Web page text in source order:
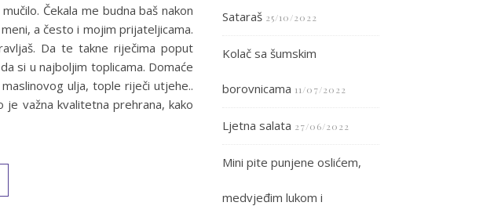
Čekala me budna baš nakon
a često i mojim prijateljicama.
Da te takne riječima poput
si u najboljim toplicama. Domaće
ulja, tople riječi utjehe..
je važna kvalitetna prehrana, kako
Sataraš 25/10/2022
Kolač sa šumskim
borovnicama 11/07/2022
Ljetna salata 27/06/2022
Mini pite punjene oslićem,
medvjeđim lukom i